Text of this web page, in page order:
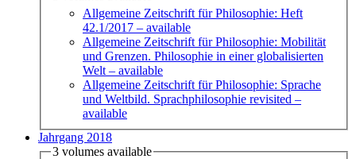
Allgemeine Zeitschrift für Philosophie: Heft
42.1/2017 – available
Allgemeine Zeitschrift für Philosophie: Mobilität
und Grenzen. Philosophie in einer globalisierten
Welt – available
Allgemeine Zeitschrift für Philosophie: Sprache
und Weltbild. Sprachphilosophie revisited –
available
Jahrgang 2018
3 volumes available